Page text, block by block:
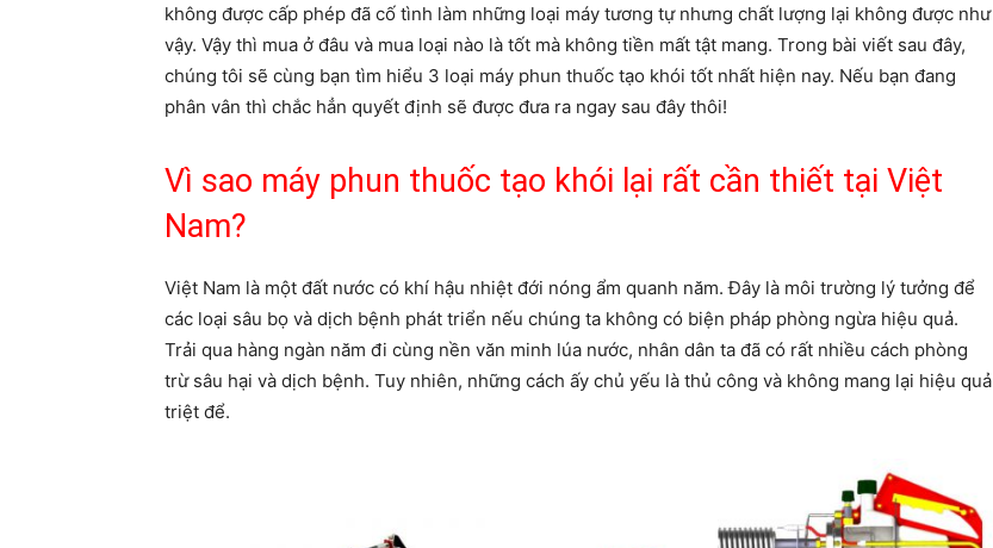
không được cấp phép đã cố tình làm những loại máy tương tự nhưng chất lượng lại không được như
vậy. Vậy thì mua ở đâu và mua loại nào là tốt mà không tiền mất tật mang. Trong bài viết sau đây,
chúng tôi sẽ cùng bạn tìm hiểu 3 loại máy phun thuốc tạo khói tốt nhất hiện nay. Nếu bạn đang
phân vân thì chắc hẳn quyết định sẽ được đưa ra ngay sau đây thôi!
Vì sao máy phun thuốc tạo khói lại rất cần thiết tại Việt
Nam?
Việt Nam là một đất nước có khí hậu nhiệt đới nóng ẩm quanh năm. Đây là môi trường lý tưởng để
các loại sâu bọ và dịch bệnh phát triển nếu chúng ta không có biện pháp phòng ngừa hiệu quả.
Trải qua hàng ngàn năm đi cùng nền văn minh lúa nước, nhân dân ta đã có rất nhiều cách phòng
trừ sâu hại và dịch bệnh. Tuy nhiên, những cách ấy chủ yếu là thủ công và không mang lại hiệu quả
triệt để.